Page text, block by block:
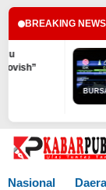
BREAKING NEWS
Lewati
Nasional